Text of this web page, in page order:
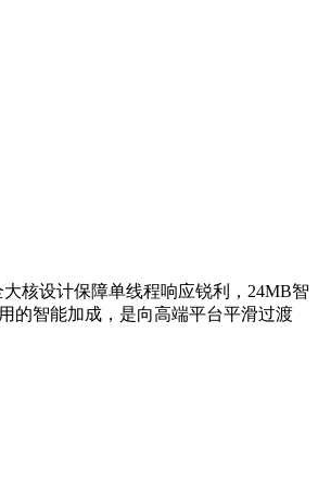
核设计保障单线程响应锐利，24MB智
的智能加成，是向高端平台平滑过渡